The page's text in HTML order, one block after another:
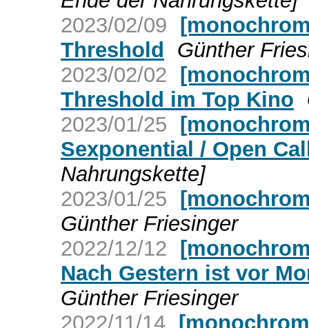
2023/02/09
Threshold
Günther
2023/02/02
Threshold im Top Kino
2023/01/25
Sexponential / Open
Nahrungskette]
2023/01/25
Günther Friesinger
2022/12/12
Nach Gestern ist vor
Günther Friesinger
2022/11/14